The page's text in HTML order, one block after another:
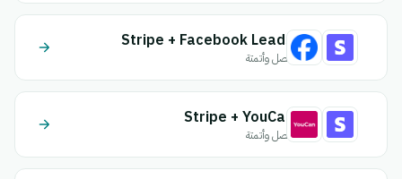
Stripe + Facebook Leads
اتصل وأتمتة
Stripe + YouCan
اتصل وأتمتة